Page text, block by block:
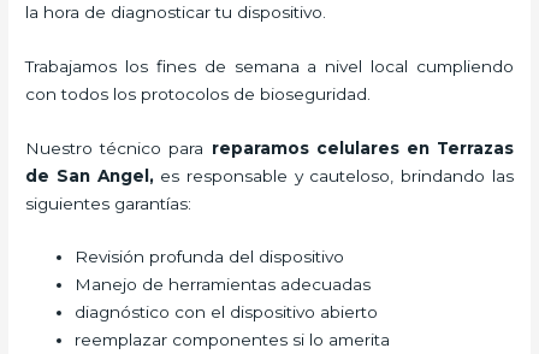
la hora de diagnosticar tu dispositivo.
Trabajamos los fines de semana a nivel local cumpliendo
con todos los protocolos de bioseguridad.
Nuestro técnico para reparamoscelularesen Terrazas
de San Angel, es responsable y cauteloso, brindando las
siguientes garantías:
Revisión profunda del dispositivo
Manejo de herramientas adecuadas
diagnóstico con el dispositivo abierto
reemplazar componentes si lo amerita